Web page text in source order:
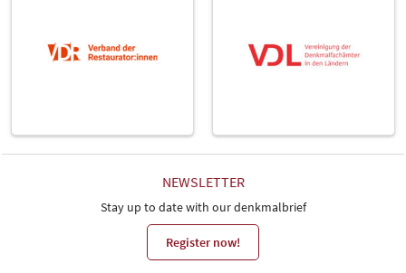
NEWSLETTER
Stay up to date with our denkmalbrief
Register now!